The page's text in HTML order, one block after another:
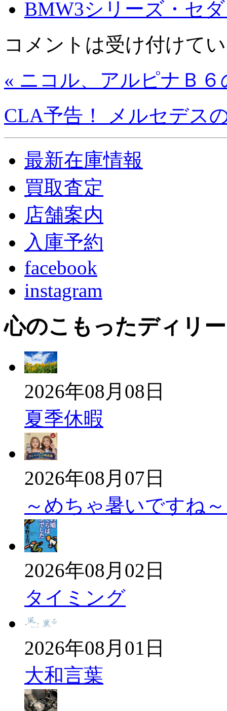
BMW3シリーズ・セ
コメントは受け付けて
« ニコル、アルピナＢ
CLA予告！ メルセデス
最新在庫情報
買取査定
店舗案内
入庫予約
facebook
instagram
心のこもったディリ
2026年08月08日
夏季休暇
2026年08月07日
～めちゃ暑いです
2026年08月02日
タイミング
2026年08月01日
大和言葉